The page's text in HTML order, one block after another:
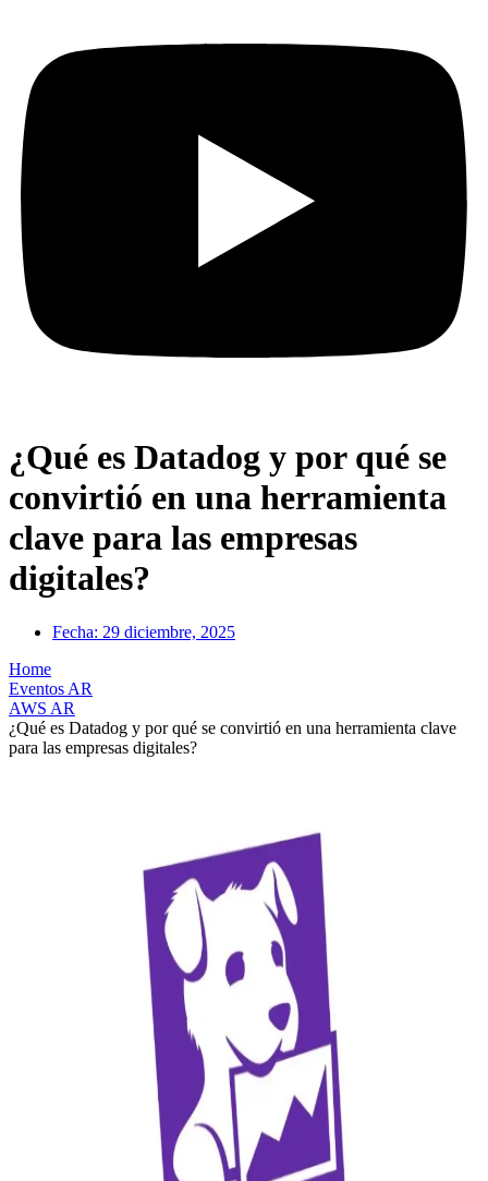
¿Qué es Datadog y por qué se
convirtió en una herramienta
clave para las empresas
digitales?
Fecha: 29 diciembre, 2025
Home
Eventos AR
AWS AR
¿Qué es Datadog y por qué se convirtió en una herramienta clave
para las empresas digitales?